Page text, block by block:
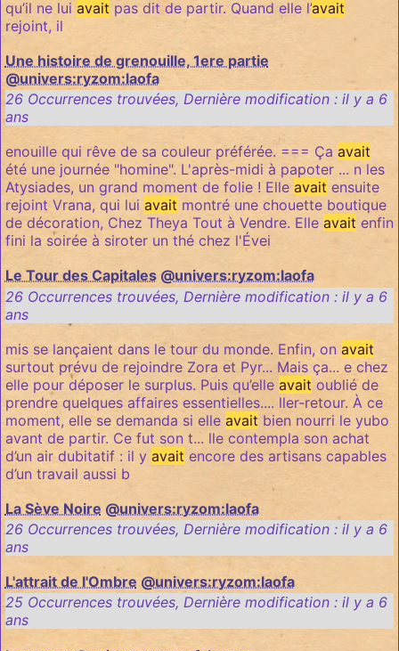
qu’il ne lui avait pas dit de partir. Quand elle l’avait
rejoint, il
Une histoire de grenouille, 1ere partie
@univers:ryzom:laofa
26 Occurrences trouvées, Dernière modification : il y a 6
ans
enouille qui rêve de sa couleur préférée. === Ça avait
été une journée "homine". L'après-midi à papoter ... n les
Atysiades, un grand moment de folie ! Elle avait ensuite
rejoint Vrana, qui lui avait montré une chouette boutique
de décoration, Chez Theya Tout à Vendre. Elle avait enfin
fini la soirée à siroter un thé chez l'Évei
Le Tour des Capitales @univers:ryzom:laofa
26 Occurrences trouvées, Dernière modification : il y a 6
ans
mis se lançaient dans le tour du monde. Enfin, on avait
surtout prévu de rejoindre Zora et Pyr... Mais ça... e chez
elle pour déposer le surplus. Puis qu’elle avait oublié de
prendre quelques affaires essentielles.... ller-retour. À ce
moment, elle se demanda si elle avait bien nourri le yubo
avant de partir. Ce fut son t... lle contempla son achat
d’un air dubitatif : il y avait encore des artisans capables
d’un travail aussi b
La Sève Noire @univers:ryzom:laofa
26 Occurrences trouvées, Dernière modification : il y a 6
ans
L'attrait de l'Ombre @univers:ryzom:laofa
25 Occurrences trouvées, Dernière modification : il y a 6
ans